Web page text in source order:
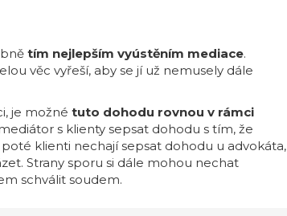
tím nejlepším vyústěním mediace.
věc vyřeší, aby se jí už nemusely dále
je možné tuto dohodu rovnou v rámci
s klienty sepsat dohodu s tím, že
klienti nechají sepsat dohodu u advokáta,
Strany sporu si dále mohou nechat
schválit soudem.